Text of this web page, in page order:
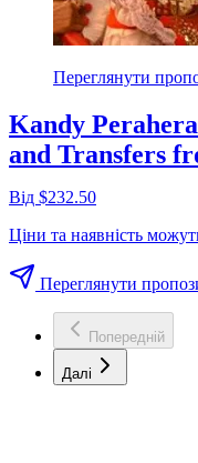
Переглянути
Kandy
and Transfers
Від $232.50
Ціни та наявність
Переглянути
Попередній
Далі